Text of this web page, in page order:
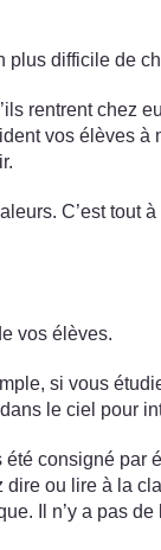
difficile de
rentrent chez
vos élèves
C’est tout
vos élèves.
si vous
le ciel pour
consigné
ou lire à la
Il n’y a pas